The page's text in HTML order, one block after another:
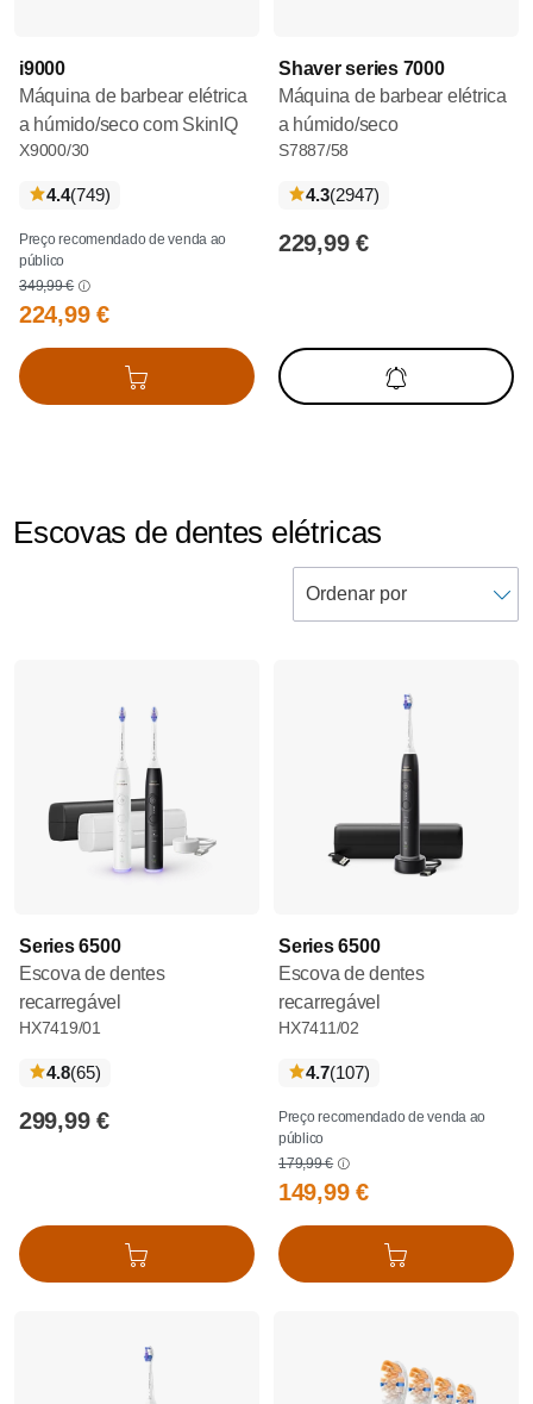
i9000
Máquina de barbear elétrica
a húmido/seco com SkinIQ
X9000/30
4.4(749críticas
)
Preço recomendado de venda ao
público
349,99 €
224,99 €
Adicionar ao cesto
Shaver series 7000
Máquina de barbear elétrica
a húmido/seco
S7887/58
4.3(2947críticas
)
229,99 €
Receber
Escovas de dentes elétricas
Series 6500
Escova de dentes
recarregável
HX7419/01
4.8(65críticas
)
299,99 €
Adicionar ao cesto
Series 6500
Escova de dentes
recarregável
HX7411/02
4.7(107críticas
)
Preço recomendado de venda ao
público
179,99 €
149,99 €
Adicionar ao cesto